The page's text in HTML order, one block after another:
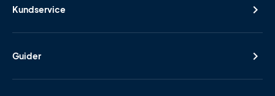
Kundservice
Guider